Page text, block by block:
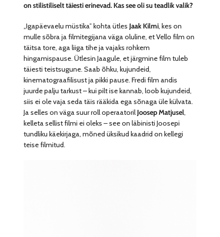
on stilistiliselt täiesti erinevad. Kas see oli su teadlik valik?
„Igapäevaelu müstika” kohta ütles Jaak Kilmi, kes on
mulle sõbra ja filmitegijana väga oluline, et Vello film on
täitsa tore, aga liiga tihe ja vajaks rohkem
hingamispause. Ütlesin Jaagule, et järgmine film tuleb
täiesti teistsugune. Saab õhku, kujundeid,
kinematograafilisust ja pikki pause. Fredi film andis
juurde palju tarkust – kui pilt ise kannab, loob kujundeid,
siis ei ole vaja seda täis rääkida ega sõnaga üle külvata.
Ja selles on väga suur roll operaatoril Joosep Matjusel,
kelleta sellist filmi ei oleks – see on läbinisti Joosepi
tundliku käekirjaga, mõned üksikud kaadrid on kellegi
teise filmitud.